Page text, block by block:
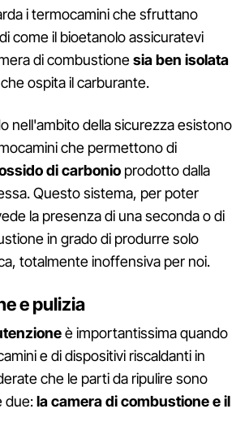
i termocamini che sfruttano
come il bioetanolo assicuratevi
di combustionesia ben isolata
ospita il carburante.
nell'ambito della sicurezza esistono
che permettono di
di carbonio prodotto dalla
Questo sistema, per poter
la presenza di una seconda o di
in grado di produrre solo
totalmente inoffensiva per noi.
e pulizia
è importantissima quando
e di dispositivi riscaldanti in
che le parti da ripulire sono
due:la camera di combustione e il